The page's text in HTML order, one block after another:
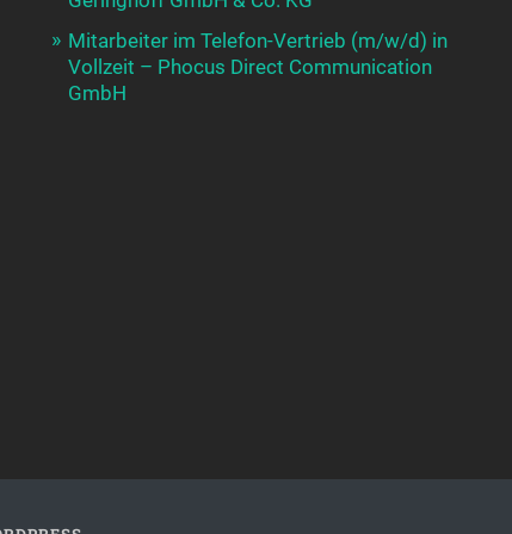
Mitarbeiter im Telefon-Vertrieb (m/w/d) in
Vollzeit – Phocus Direct Communication
GmbH